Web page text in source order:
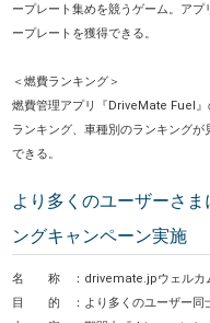
ープレート集めを競うゲーム。ア
ープレートを獲得できる。
＜燃費ランキング＞
燃費管理アプリ『DriveMate Fuel
ランキング、車種別のランキング
できる。
より多くのユーザーさ
ングキャンペーン実施
名 称 ：drivemate.jpウェルカム
目 的 ：より多くのユーザー同士